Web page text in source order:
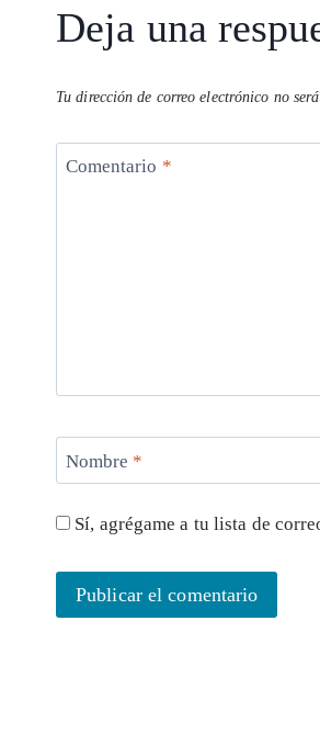
Deja una
Tu dirección de correo electrónico no
Comentario *
Nombre *
Sí, agrégame a tu lista de